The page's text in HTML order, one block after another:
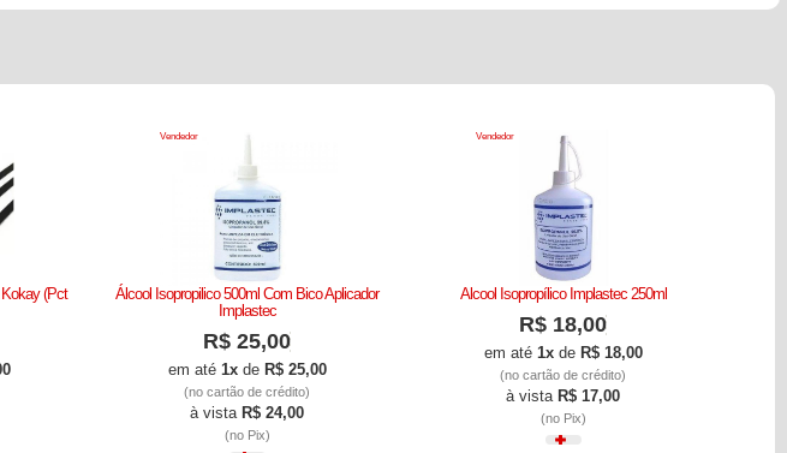
(Pct
Vendedor
Álcool Isopropilico 500ml Com Bico Aplicador
Implastec
R$ 25,00
em até 1xde R$ 25,00
(no cartão de crédito)
à vista R$ 24,00
(no Pix)
Vendedor
Alcool Isopropílico Implastec 250ml
R$ 18,00
em até 1xde R$ 18,00
(no cartão de crédito)
à vista R$ 17,00
(no Pix)